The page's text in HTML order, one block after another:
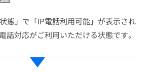
状態」で「IP電話利用可能」が表示され
話対応がご利用いただける状態です。